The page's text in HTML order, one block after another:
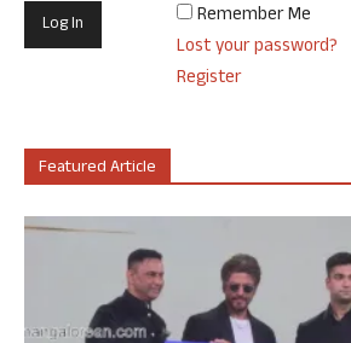
Remember Me
Lost your password?
Register
Featured Article